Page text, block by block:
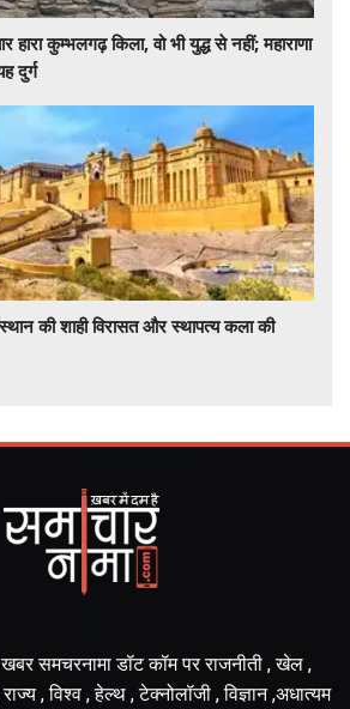
कुम्भलगढ़ किला, वो भी युद्ध से नहीं; महाराणा
दुर्ग
की शाही विरासत और स्थापत्य कला की
समचरनामा डॉट कॉम पर राजनीती , खेल ,
, विश्व , हेल्थ , टेक्नोलॉजी , विज्ञान ,अधात्यम